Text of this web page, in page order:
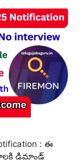
: ఈ
డిమాండ్